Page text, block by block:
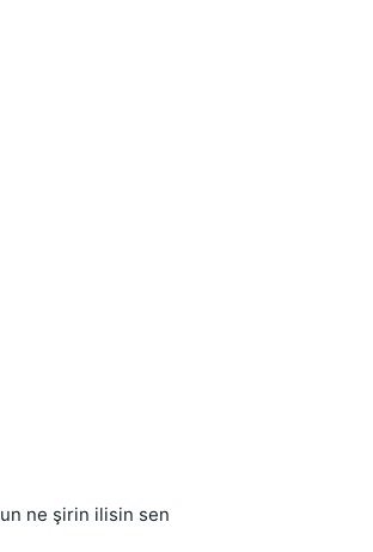
ne şirin ilisin sen